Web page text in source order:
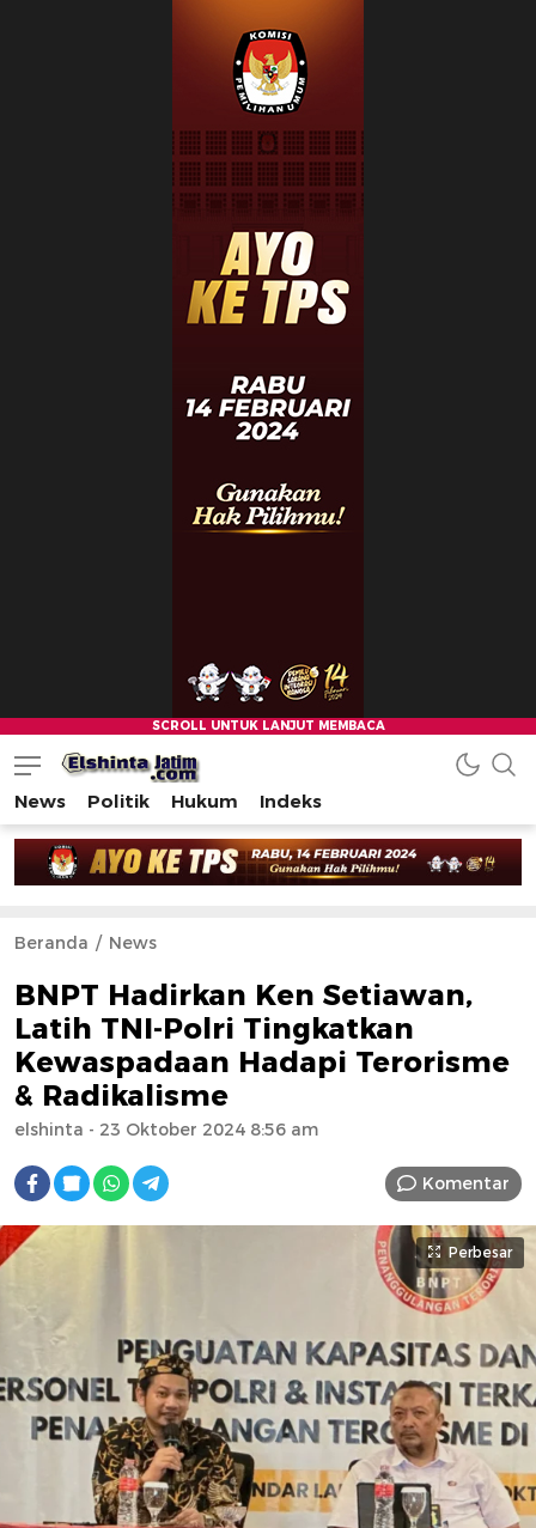
News Politik Hukum Indeks
Beranda News
BNPT Hadirkan Ken Setiawan,
Latih TNI-Polri Tingkatkan
Kewaspadaan Hadapi Terorisme
& Radikalisme
elshinta - 23 Oktober 2024 8:56 am
Komentar
Perbesar